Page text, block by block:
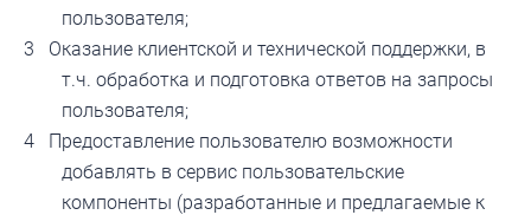
пользователя;
Оказание клиентской и технической поддержки, в
т.ч. обработка и подготовка ответов на запросы
пользователя;
Предоставление пользователю возможности
добавлять в сервис пользовательские
компоненты (разработанные и предлагаемые к